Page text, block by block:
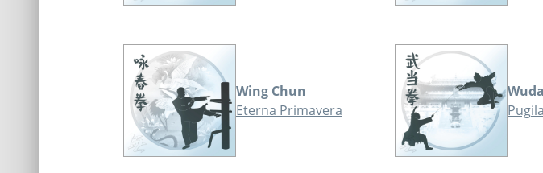
Wing Chun
Eterna Primavera